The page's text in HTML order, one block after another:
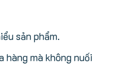
sản phẩm.
hàng mà không nuối